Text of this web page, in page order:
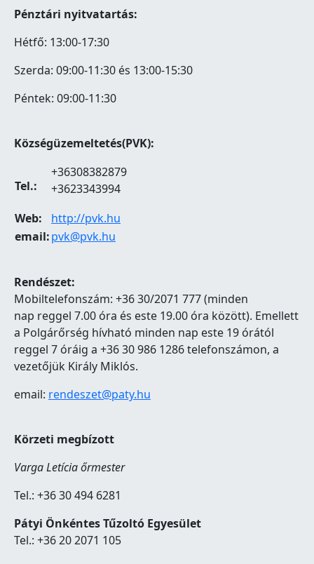
Pénztári nyitvatartás:
Hétfő: 13:00-17:30
Szerda: 09:00-11:30 és 13:00-15:30
Péntek: 09:00-11:30
Községüzemeltetés(PVK):
Tel.:
+36308382879
+3623343994
Web:
http://pvk.hu
email:pvk@pvk.hu
Rendészet:
Mobiltelefonszám: +36 30/2071 777 (minden
nap reggel 7.00 óra és este 19.00 óra között). Emellett
a Polgárőrség hívható minden nap este 19 órától
reggel 7 óráig a +36 30 986 1286 telefonszámon, a
vezetőjük Király Miklós.
email: rendeszet@paty.hu
Körzeti megbízott
Varga Letícia őrmester
Tel.: +36 30 494 6281
Pátyi Önkéntes Tűzoltó Egyesület
Tel.: +36 20 2071 105